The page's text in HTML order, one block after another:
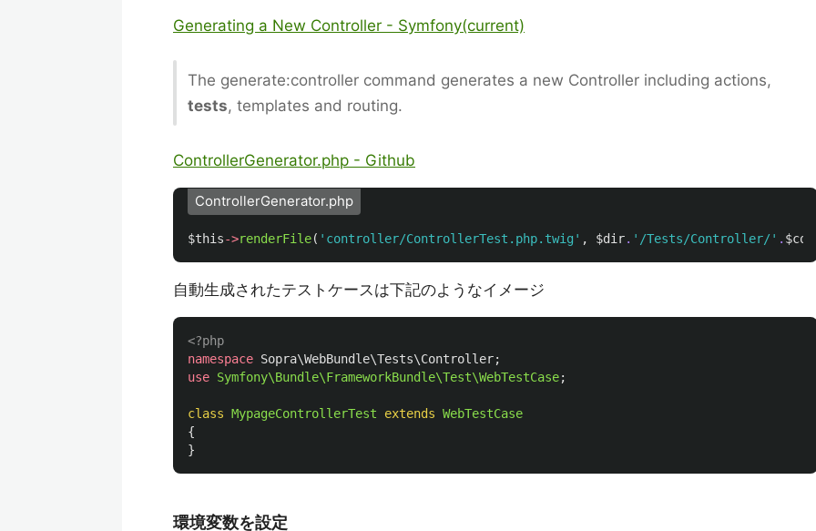
Generating a New Controller - Symfony(current)
The generate:controller command generates a new Controller including actions,
tests, templates and routing.
ControllerGenerator.php - Github
ControllerGenerator.php
$this->renderFile( 'controller/ControllerTest.php.twig' , $dir. '/Tests/Controller/' .
自動生成されたテストケースは下記のようなイメージ
<?php
namespace Sopra\WebBundle\Tests\Controller;
use Symfony\Bundle\FrameworkBundle\Test\WebTestCase;
class MypageControllerTest extends WebTestCase
{
}
環境変数を設定